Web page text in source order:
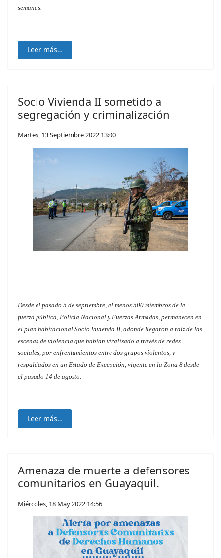
semanas.
Leer más…
Socio Vivienda II sometido a
segregación y criminalización
Martes, 13 Septiembre 2022 13:00
Desde el pasado 5 de septiembre, al menos 500 miembros de la
fuerza pública, Policía Nacional y Fuerzas Armadas, permanecen en
el plan habitacional Socio Vivienda II, adonde llegaron a raíz de las
escenas de violencia que habían viralizado a través de redes
sociales, por enfrentamientos entre dos grupos violentos, y
respaldados en un Estado de Excepción, vigente en la Zona 8 desde
el pasado 14 de agosto.
Leer más…
Amenaza de muerte a defensores
comunitarios en Guayaquil.
Miércoles, 18 May 2022 14:56